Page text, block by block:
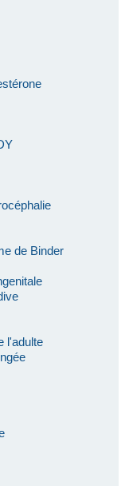
de Binder
l'adulte